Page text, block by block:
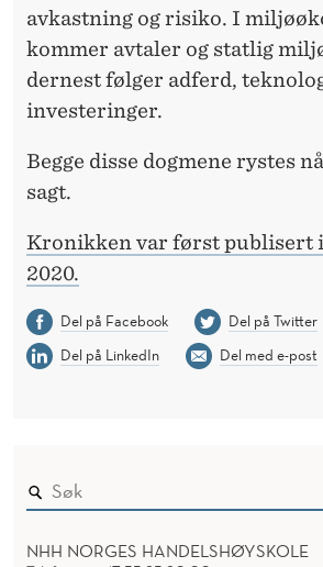
avkastning og risiko. I
kommer avtaler og statlig
dernest følger adferd,
investeringer.
Begge disse dogmene rystes
sagt.
Kronikken var først publisert i
2020.
Del på Facebook
Del på Twitter
Del på LinkedIn
Del med e-post
NHH NORGES HANDELSHØYSKOLE